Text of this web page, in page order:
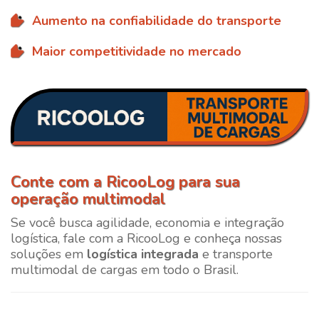
Aumento na confiabilidade do transporte
Maior competitividade no mercado
Conte com a RicooLog para sua
operação multimodal
Se você busca agilidade, economia e integração
logística, fale com a RicooLog e conheça nossas
soluções em logística integrada e transporte
multimodal de cargas em todo o Brasil.